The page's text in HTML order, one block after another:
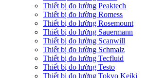
Thiết bị đo lường Peaktech
Thiết bị đo lường Romess
Thiết bị đo lường Rosemount
Thiết bị đo lường Sauermann
Thiết bị đo lường Scanwill
Thiết bị đo lường Schmalz
Thiết bị đo lường Tecfluid
Thiết bị đo lường Testo
Thiết bị đo lường Tokyo Keiki